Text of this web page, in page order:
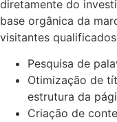
diretamente do
base orgânica da
visitantes
Pesquisa de
Otimização de
estrutura da
Criação de